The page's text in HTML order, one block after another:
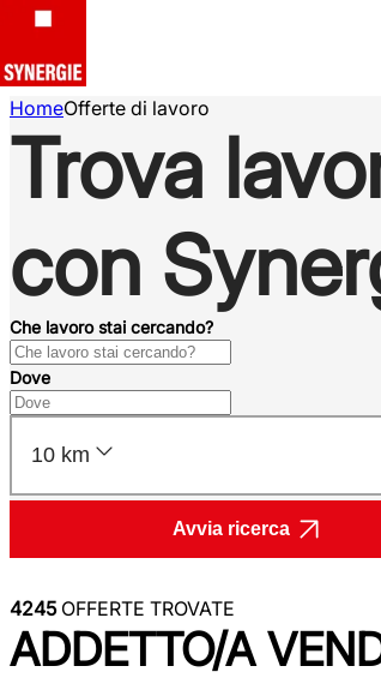
HomeOfferte di lavoro
Trova
con
Che lavoro stai cercando?
Dove
10 km
Avvia ricerca
4245OFFERTE TROVATE
ADDETTO/A